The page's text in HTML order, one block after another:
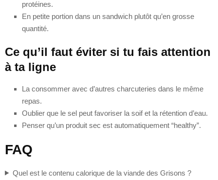
protéines.
En petite portion dans un sandwich plutôt qu’en grosse
quantité.
Ce qu’il faut éviter si tu fais attention
à ta ligne
La consommer avec d’autres charcuteries dans le même
repas.
Oublier que le sel peut favoriser la soif et la rétention d’eau.
Penser qu’un produit sec est automatiquement “healthy”.
FAQ
Quel est le contenu calorique de la viande des Grisons ?